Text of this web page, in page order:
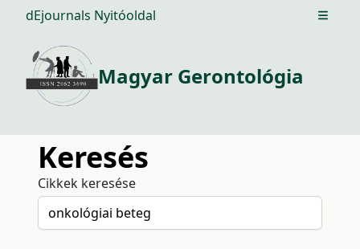
dEjournals Nyitóoldal Open
Magyar Gerontológia
Keresés
Cikkek keresése